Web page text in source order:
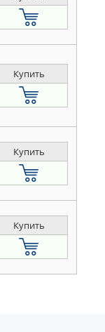
Купить
Купить
Купить